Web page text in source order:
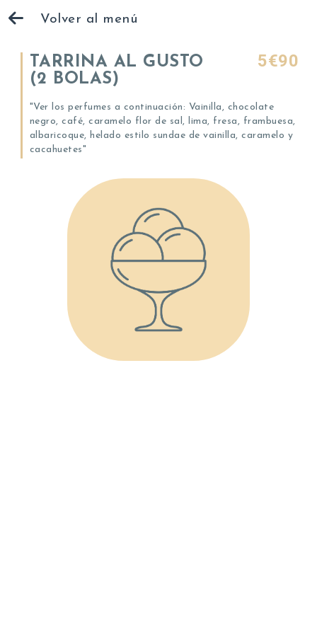
Volver al menú
TARRINA AL GUSTO
(2 BOLAS)
5€90
"Ver los perfumes a continuación: Vainilla, chocolate
negro, café, caramelo flor de sal, lima, fresa, frambuesa,
albaricoque, helado estilo sundae de vainilla, caramelo y
cacahuetes"